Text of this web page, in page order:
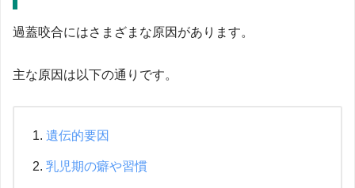
過蓋咬合にはさまざまな原因があります。
主な原因は以下の通りです。
遺伝的要因
乳児期の癖や習慣